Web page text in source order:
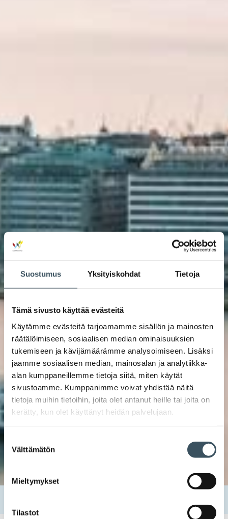
Suostumus Yksityiskohdat Tietoja
Tämä sivusto käyttää evästeitä
Käytämme evästeitä tarjoamamme sisällön ja mainosten
räätälöimiseen, sosiaalisen median ominaisuuksien
tukemiseen ja kävijämäärämme analysoimiseen. Lisäksi
jaamme sosiaalisen median, mainosalan ja analytiikka-
alan kumppaneillemme tietoja siitä, miten käytät
sivustoamme. Kumppanimme voivat yhdistää näitä
tietoja muihin tietoihin, joita olet antanut heille tai joita on
kerätty, kun olet käyttänyt heidän palvelujaan.
valinta
Välttämätön
Mieltymykset
Tilastot